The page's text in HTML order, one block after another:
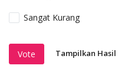
Sangat Kurang
Vote Tampilkan Hasil